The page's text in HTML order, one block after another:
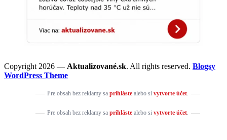
Copyright 2026 — Aktualizované.sk. All rights reserved. Blogsy
WordPress Theme
Pre obsah bez reklamy sa prihlástealebo si vytvorte účet.